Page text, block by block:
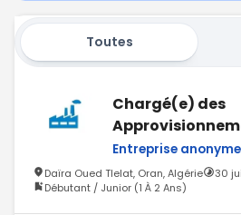
Toutes
Chargé(e) des
Entreprise anonyme
Daïra Oued Tlelat, Oran, Algérie
30
Débutant / Junior (1 À 2 Ans)